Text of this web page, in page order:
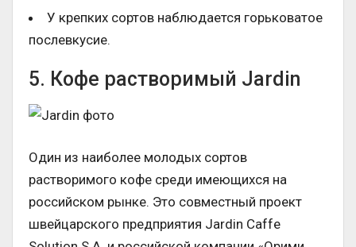
У крепких сортов наблюдается горьковатое
послевкусие.
5. Кофе растворимый Jardin
Один из наиболее молодых сортов
растворимого кофе среди имеющихся на
российском рынке. Это совместный проект
швейцарского предприятия Jardin Caffe